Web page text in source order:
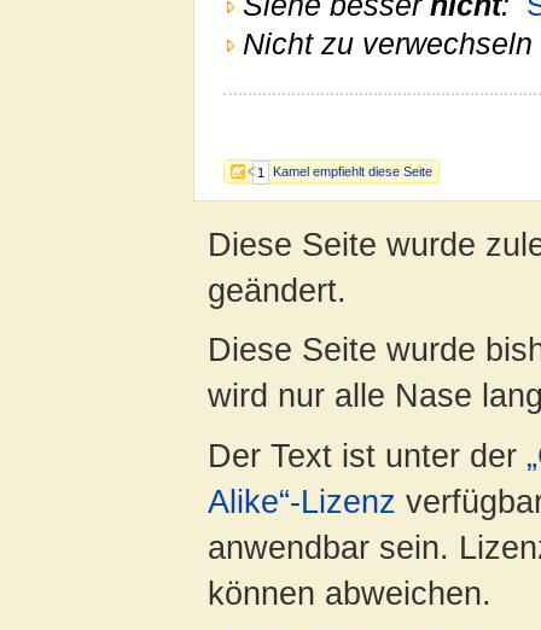
1 Kamel empfiehlt diese Seite
Nicht zu verwechseln
Diese Seite wurde
geändert.
Diese Seite wurde
wird nur alle Nase
Der Text ist unter der
Alike“-Lizenz
anwendbar sein.
können abweichen.